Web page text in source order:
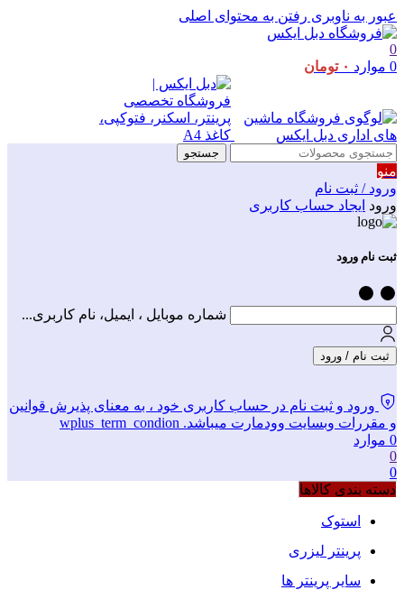
عبور به ناوبری رفتن به محتوای اصلی
0
0 موارد ۰ تومان
جستجو
منو
ورود / ثبت نام
ورود ایجاد حساب کاربری
ثبت نام ورود
شماره موبایل ، ایمیل، نام کاربری...
ثبت نام / ورود
ورود و ثبت نام در حساب کاربری خود ، به معنای پذیرش قوانین
و مقررات وبسایت وودمارت میباشد. wplus_term_condion
0 موارد
0
0
دسته بندی کالاها
استوک
پرینتر لیزری
سایر پرینتر ها